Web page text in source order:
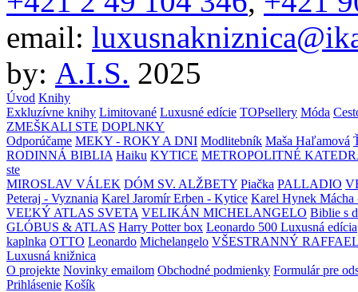
email:
by: A.I.S. 2025
Úvod Knihy
Exkluzívne knihy Limitované Luxusné edície TOPsellery Móda
ZMEŠKALI STE DOPLNKY
Odporúčame MEKY - ROKY A DNI Modlitebník Maša Haľamová
RODINNÁ BIBLIA Haiku KYTICE METROPOLITNÉ
ste
MIROSLAV VÁLEK DÓM SV. ALŽBETY Piačka PALLADIO
Peteraj - Vyznania Karel Jaromír Erben - Kytice Karel Hynek Mácha
VEĽKÝ ATLAS SVETA VELIKÁN MICHELANGELO Biblie s
GLÓBUS & ATLAS Harry Potter box Leonardo 500 Luxusná edícia
kaplnka OTTO Leonardo Michelangelo VŠESTRANNÝ
Luxusná knižnica
O projekte Novinky emailom Obchodné podmienky Formulár pre
Prihlásenie Košík